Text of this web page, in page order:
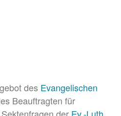
des Evangelischen
Beauftragten für